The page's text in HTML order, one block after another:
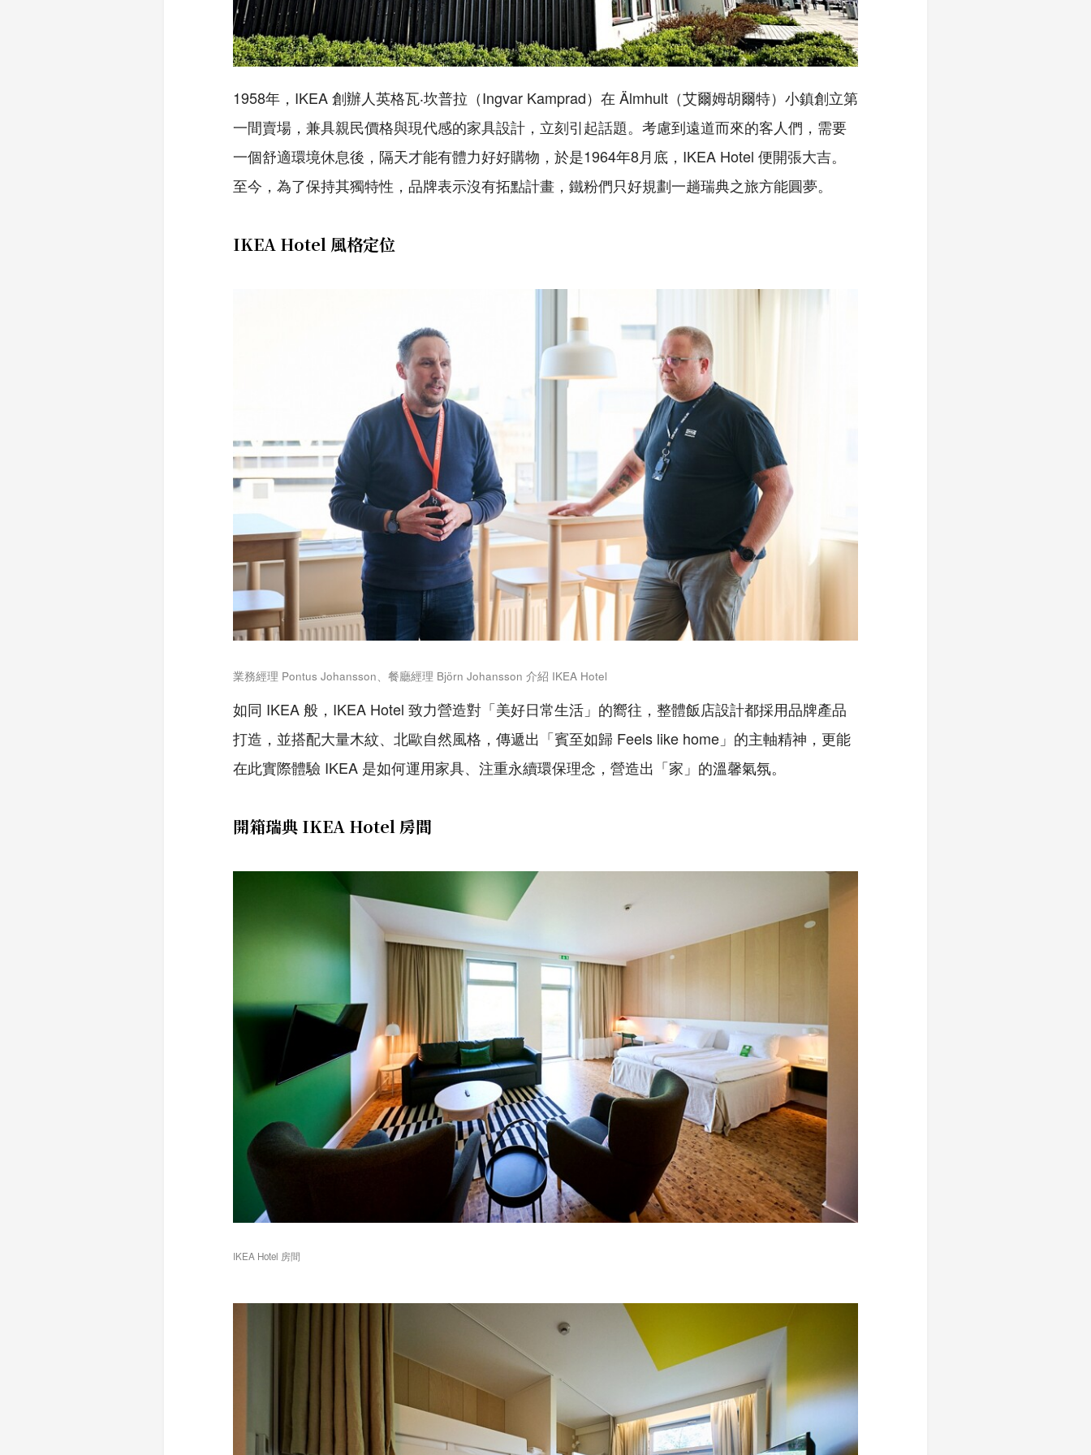
1958年，IKEA 創辦人英格瓦‧坎普拉（Ingvar Kamprad）在 Älmhult（艾爾姆胡爾特）小鎮創立第
一間賣場，兼具親民價格與現代感的家具設計，立刻引起話題。考慮到遠道而來的客人們，需要
一個舒適環境休息後，隔天才能有體力好好購物，於是1964年8月底，IKEA Hotel 便開張大吉。
至今，為了保持其獨特性，品牌表示沒有拓點計畫，鐵粉們只好規劃一趟瑞典之旅方能圓夢。
IKEA Hotel 風格定位
業務經理 Pontus Johansson、餐廳經理 Björn Johansson 介紹 IKEA Hotel
如同 IKEA 般，IKEA Hotel 致力營造對「美好日常生活」的嚮往，整體飯店設計都採用品牌產品
打造，並搭配大量木紋、北歐自然風格，傳遞出「賓至如歸 Feels like home」的主軸精神，更能
在此實際體驗 IKEA 是如何運用家具、注重永續環保理念，營造出「家」的溫馨氣氛。
開箱瑞典 IKEA Hotel 房間
IKEA Hotel 房間